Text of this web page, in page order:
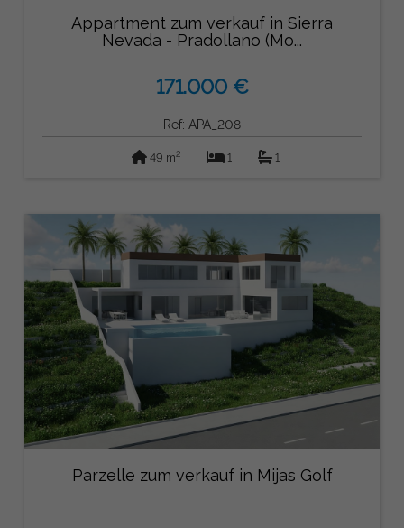
Appartment zum verkauf in Sierra
Nevada - Pradollano (Mo...
171.000 €
Ref: APA_208
49 m2 1 1
Parzelle zum verkauf in Mijas Golf